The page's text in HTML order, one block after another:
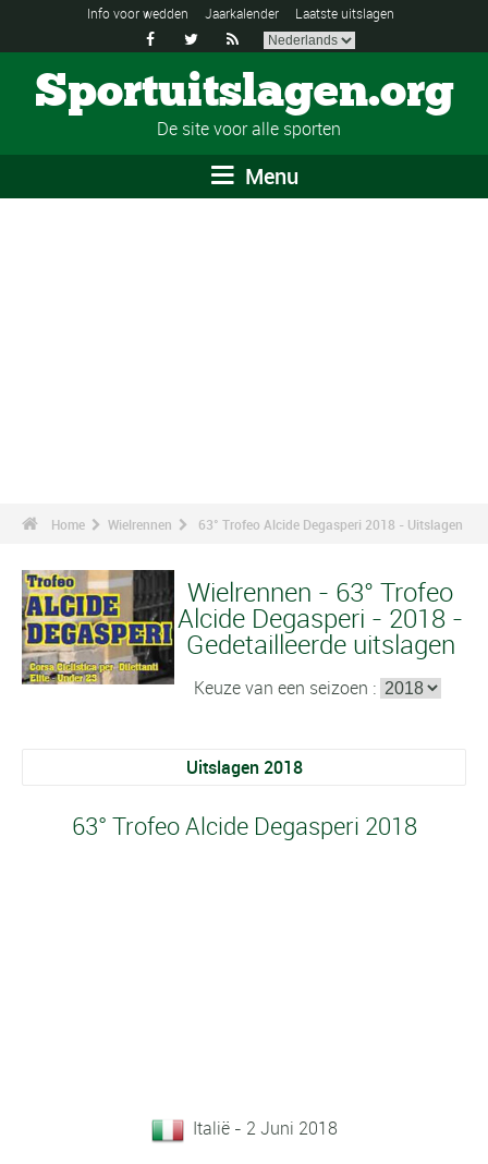
Info voor wedden Jaarkalender Laatste uitslagen
  
Sportuitslagen.org
De site voor alle sporten
Menu
Home Wielrennen 63° Trofeo Alcide Degasperi 2018 - Uitslagen
Wielrennen - 63° Trofeo
Alcide Degasperi - 2018 -
Gedetailleerde uitslagen
Keuze van een seizoen :
Uitslagen 2018
63° Trofeo Alcide Degasperi 2018
Italië - 2 Juni 2018